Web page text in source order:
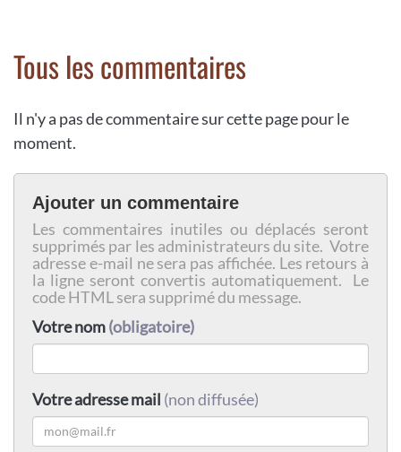
Tous les commentaires
Il n'y a pas de commentaire sur cette page pour le
moment.
Ajouter un commentaire
Les commentaires inutiles ou déplacés seront
supprimés par les administrateurs du site. Votre
adresse e-mail ne sera pas affichée. Les retours à
la ligne seront convertis automatiquement. Le
code HTML sera supprimé du message.
Votre nom(obligatoire)
Votre adresse mail (non diffusée)